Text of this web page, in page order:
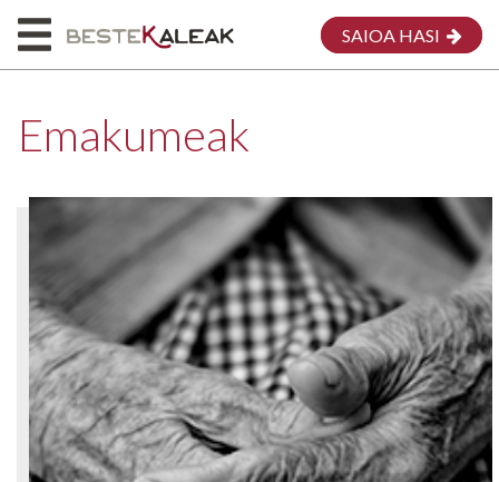
HONI BURUZ
MAPA
EMAKUMEAK
MEG
EKARPENA EGIN
SAIOA HASI
Emakumeak